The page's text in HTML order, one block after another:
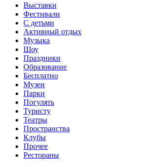
Выставки
Фестивали
С детьми
Активный отдых
Музыка
Шоу
Праздники
Образование
Бесплатно
Музеи
Парки
Погулять
Туристу
Театры
Пространства
Клубы
Прочее
Рестораны